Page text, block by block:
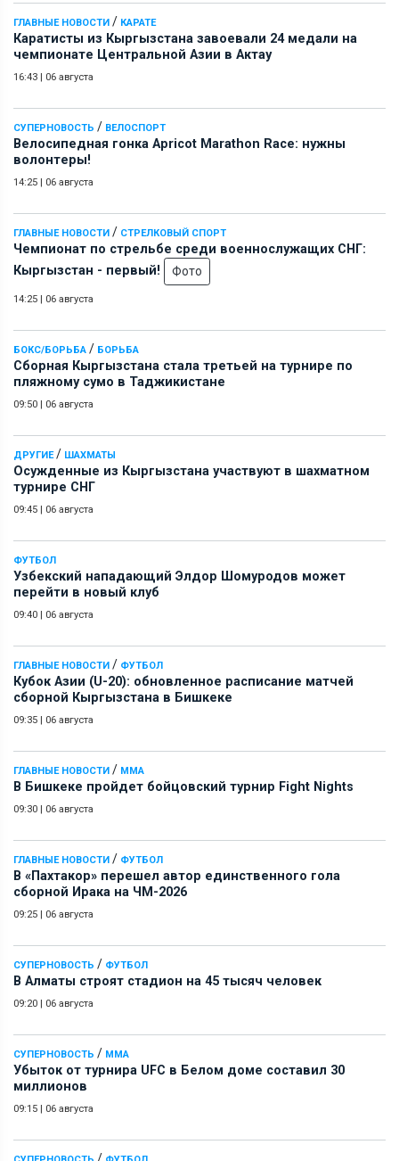
ГЛАВНЫЕ НОВОСТИ / КАРАТЕ
Каратисты из Кыргызстана завоевали 24 медали на
чемпионате Центральной Азии в Актау
16:43 | 06 августа
СУПЕРНОВОСТЬ / ВЕЛОСПОРТ
Велосипедная гонка Apricot Marathon Race: нужны
волонтеры!
14:25 | 06 августа
ГЛАВНЫЕ НОВОСТИ / СТРЕЛКОВЫЙ СПОРТ
Чемпионат по стрельбе среди военнослужащих СНГ:
Кыргызстан - первый!
Фото
14:25 | 06 августа
БОКС/БОРЬБА / БОРЬБА
Сборная Кыргызстана стала третьей на турнире по
пляжному сумо в Таджикистане
09:50 | 06 августа
ДРУГИЕ/ ШАХМАТЫ
Осужденные из Кыргызстана участвуют в шахматном
турнире СНГ
09:45 | 06 августа
ФУТБОЛ
Узбекский нападающий Элдор Шомуродов может
перейти в новый клуб
09:40 | 06 августа
ГЛАВНЫЕ НОВОСТИ / ФУТБОЛ
Кубок Азии (U-20): обновленное расписание матчей
сборной Кыргызстана в Бишкеке
09:35 | 06 августа
ГЛАВНЫЕ НОВОСТИ / ММА
В Бишкеке пройдет бойцовский турнир Fight Nights
09:30 | 06 августа
ГЛАВНЫЕ НОВОСТИ / ФУТБОЛ
В «Пахтакор» перешел автор единственного гола
сборной Ирака на ЧМ-2026
09:25 | 06 августа
СУПЕРНОВОСТЬ / ФУТБОЛ
В Алматы строят стадион на 45 тысяч человек
09:20 | 06 августа
СУПЕРНОВОСТЬ / ММА
Убыток от турнира UFC в Белом доме составил 30
миллионов
09:15 | 06 августа
/